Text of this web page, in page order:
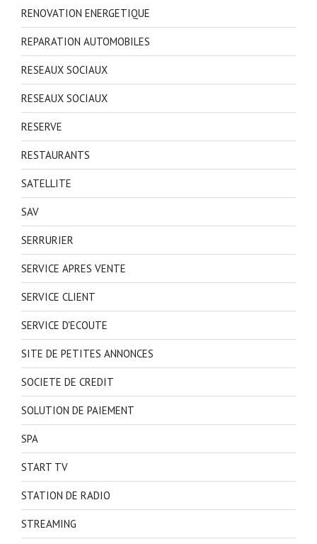
RENOVATION ENERGETIQUE
REPARATION AUTOMOBILES
RESEAUX SOCIAUX
RESEAUX SOCIAUX
RESERVE
RESTAURANTS
SATELLITE
SAV
SERRURIER
SERVICE APRES VENTE
SERVICE CLIENT
SERVICE D'ECOUTE
SITE DE PETITES ANNONCES
SOCIETE DE CREDIT
SOLUTION DE PAIEMENT
SPA
START TV
STATION DE RADIO
STREAMING